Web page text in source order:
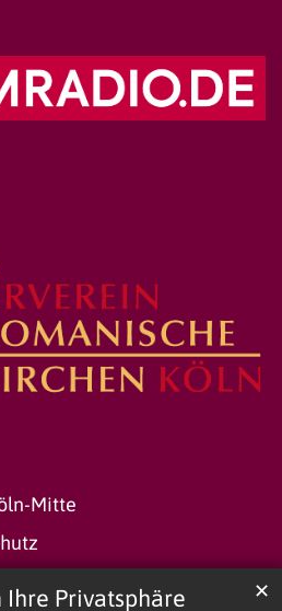
Privatsphäre ✕
Mitte